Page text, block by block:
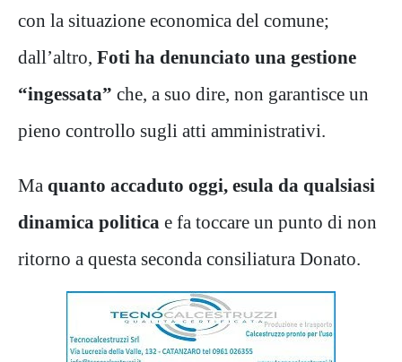
con la situazione economica del comune;
dall’altro, Foti ha denunciato una gestione
“ingessata” che, a suo dire, non garantisce un
pieno controllo sugli atti amministrativi.
Ma quanto accaduto oggi, esula da qualsiasi
dinamica politica e fa toccare un punto di non
ritorno a questa seconda consiliatura Donato.